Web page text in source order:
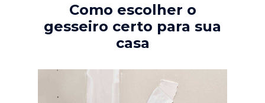
Como escolher o
gesseiro certo para sua
casa